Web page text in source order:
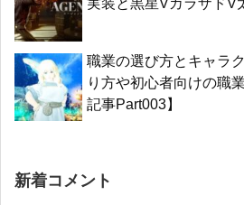
実装と黒星VカラザドV
職業の選び方とキャラ
り方や初心者向けの職
記事Part003】
新着コメント